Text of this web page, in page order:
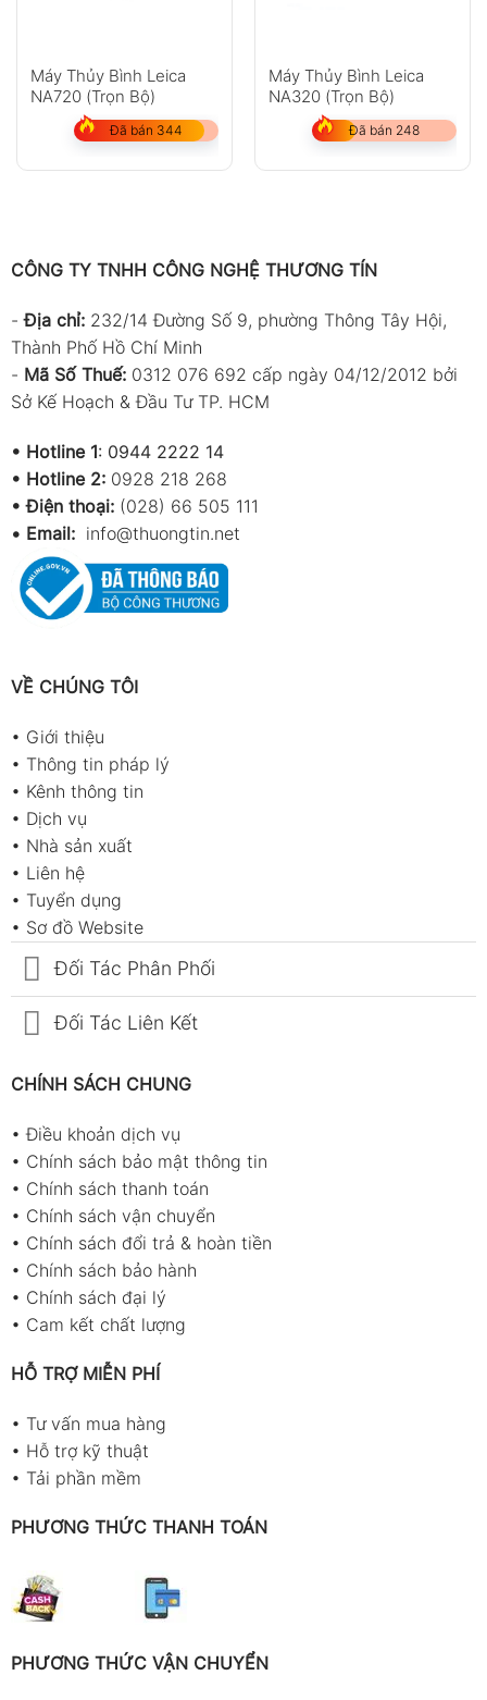
Máy Thủy Bình Leica
NA720 (Trọn Bộ)
Đã bán 344
Máy Thủy Bình Leica
NA320 (Trọn Bộ)
Đã bán 248
CÔNG TY TNHH CÔNG NGHỆ THƯƠNG TÍN
-Địa chỉ: 232/14 Đường Số 9, phường Thông Tây Hội,
Thành Phố Hồ Chí Minh
- Mã Số Thuế: 0312 076 692 cấp ngày 04/12/2012 bởi
Sở Kế Hoạch & Đầu Tư TP. HCM
• Hotline 1: 0944 2222 14
• Hotline 2: 0928 218 268
• Điện thoại: (028) 66 505 111
• Email: info@thuongtin.net
VỀ CHÚNG TÔI
• Giới thiệu
• Thông tin pháp lý
• Kênh thông tin
• Dịch vụ
• Nhà sản xuất
• Liên hệ
• Tuyển dụng
• Sơ đồ Website
Đối Tác Phân Phối
Đối Tác Liên Kết
CHÍNH SÁCH CHUNG
•Điều khoản dịch vụ
• Chính sách bảo mật thông tin
• Chính sách thanh toán
• Chính sách vận chuyển
• Chính sách đổi trả & hoàn tiền
• Chính sách bảo hành
• Chính sách đại lý
• Cam kết chất lượng
HỖ TRỢ MIỄN PHÍ
• Tư vấn mua hàng
• Hỗ trợ kỹ thuật
• Tải phần mềm
PHƯƠNG THỨC THANH TOÁN
PHƯƠNG THỨC VẬN CHUYỂN